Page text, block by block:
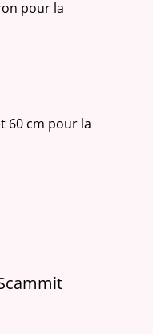
pour la
60 cm pour la